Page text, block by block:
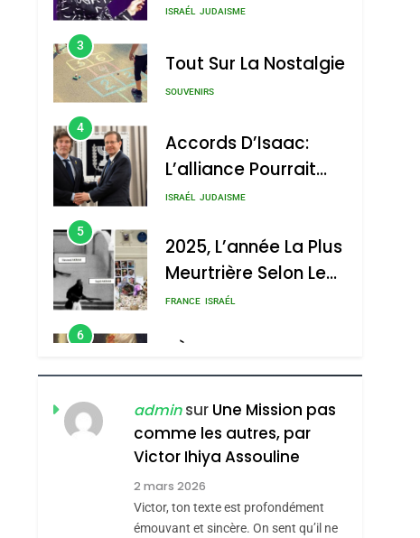
Nouvelle Chanson De
ISRAÉL JUDAISME
3
Tout Sur La Nostalgie
SOUVENIRS
4
Accords D’Isaac:
L’alliance Pourrait
S’étendre À 13 Pays
ISRAÉL JUDAISME
5
2025, L’année La Plus
Meurtrière Selon Le
Rapport D’ADL
FRANCE ISRAÉL
6
FIÈRE, DIGNE ET
RÉSILIENTE :
POURQUOI JE
REVENDIQUE MA
JUDAÏTE Par Thérèse
Zrihen-Dvir
ISRAÉL JUDAISME
CE QUI NOUS
MANQUE – Jacques
Hadida
JUDAISME
adminsur Une Mission pas
comme les autres, par
Victor Ihiya Assouline
2 mars 2026
Victor, ton texte est profondément
émouvant et sincère. On sent qu’il ne